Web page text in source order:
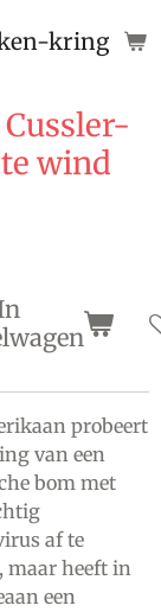
wind
probeert
van een
bom met
af te
maar heeft in
een